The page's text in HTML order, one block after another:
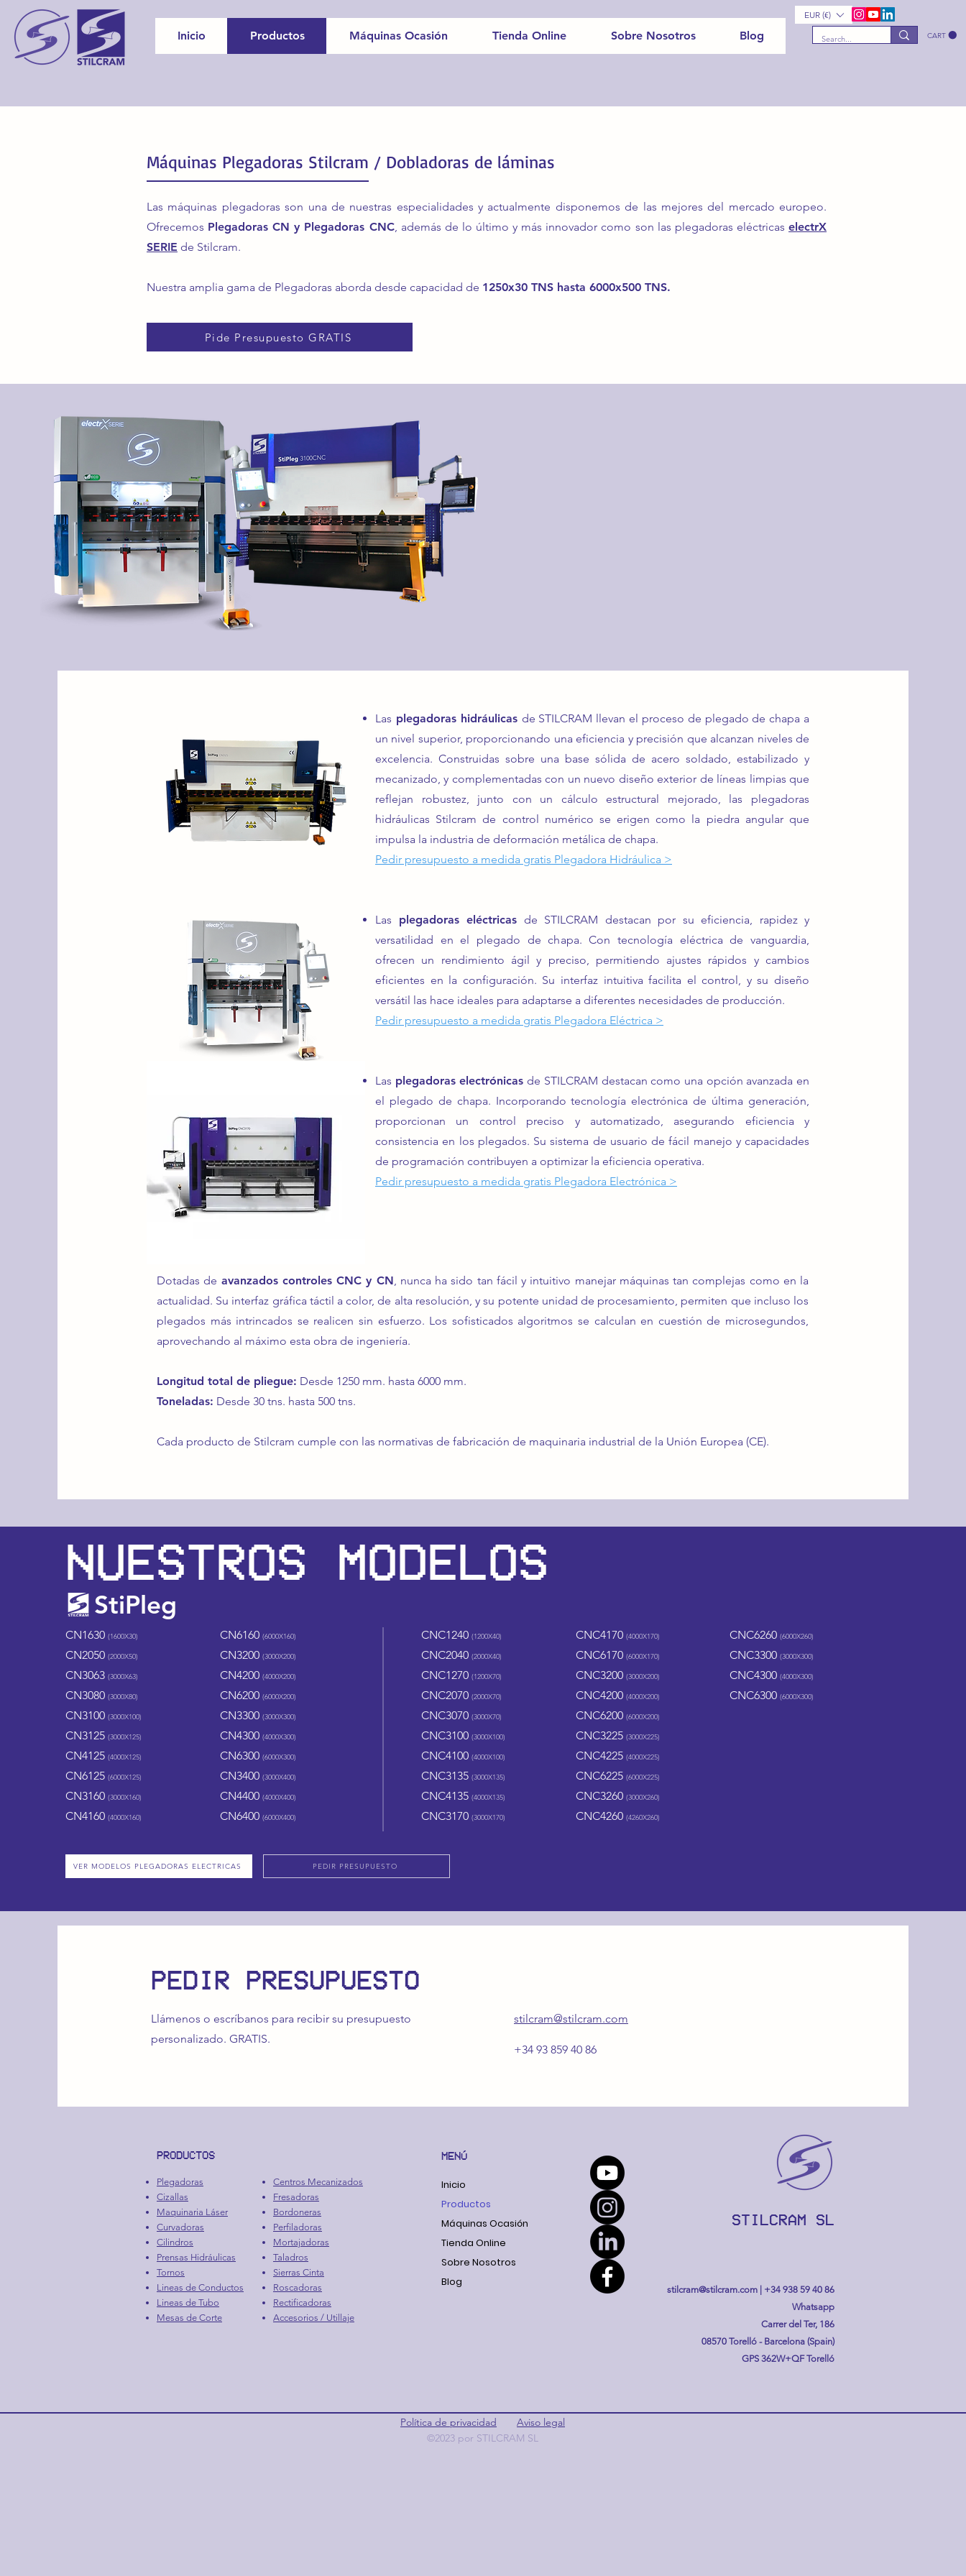
Inicio Productos Máquinas Ocasión Tienda Online Sobre Nosotros Blog CART
EUR (€)
Máquinas Plegadoras Stilcram / Dobladoras de láminas
Las máquinas plegadoras son una de nuestras especialidades y actualmente disponemos de las mejores del mercado europeo.
Ofrecemos Plegadoras CN y Plegadoras CNC, además de lo último y más innovador como son las plegadoras eléctricaselectrX
SERIE de Stilcram.
Nuestra amplia gama de Plegadoras aborda desde capacidad de 1250x30 TNS hasta 6000x500 TNS.
Pide Presupuesto GRATIS
Las plegadoras hidráulicas de STILCRAM llevan el proceso de plegado de chapa a
un nivel superior, proporcionando una eficiencia y precisión que alcanzan niveles de
excelencia. Construidas sobre una base sólida de acero soldado, estabilizado y
mecanizado, y complementadas con un nuevo diseño exterior de líneas limpias que
reflejan robustez, junto con un cálculo estructural mejorado, las plegadoras
hidráulicas Stilcram de control numérico se erigen como la piedra angular que
impulsa la industria de deformación metálica de chapa.
Pedir presupuesto a medida gratis Plegadora Hidráulica >
Las plegadoras eléctricas de STILCRAM destacan por su eficiencia, rapidez y
versatilidad en el plegado de chapa. Con tecnología eléctrica de vanguardia,
ofrecen un rendimiento ágil y preciso, permitiendo ajustes rápidos y cambios
eficientes en la configuración. Su interfaz intuitiva facilita el control, y su diseño
versátil las hace ideales para adaptarse a diferentes necesidades de producción.
Pedir presupuesto a medida gratis Plegadora Eléctrica >
Las plegadoras electrónicas de STILCRAM destacan como una opción avanzada en
el plegado de chapa. Incorporando tecnología electrónica de última generación,
proporcionan un control preciso y automatizado, asegurando eficiencia y
consistencia en los plegados. Su sistema de usuario de fácil manejo y capacidades
de programación contribuyen a optimizar la eficiencia operativa.
Pedir presupuesto a medida gratis Plegadora Electrónica >
Dotadas de avanzados controles CNC y CN, nunca ha sido tan fácil y intuitivo manejar máquinas tan complejas como en la
actualidad. Su interfaz gráfica táctil a color, de alta resolución, y su potente unidad de procesamiento, permiten que incluso los
plegados más intrincados se realicen sin esfuerzo. Los sofisticados algoritmos se calculan en cuestión de microsegundos,
aprovechando al máximo esta obra de ingeniería.
Longitud total de pliegue: Desde 1250 mm. hasta 6000 mm.
Toneladas: Desde 30 tns. hasta 500 tns.
Cada producto de Stilcram cumple con las normativas de fabricación de maquinaria industrial de la Unión Europea (CE).
NUESTROS MODELOS
CN6160 (6000X160)
CN3200 (3000X200)
CN4200 (4000X200)
CN6200 (6000X200)
CN3300 (3000X300)
CN4300 (4000X300)
CN6300 (6000X300)
CN3400 (3000X400)
CN4400 (4000X400)
CN6400 (6000X400)
StiPleg
CN1630 (1600X30)
CN2050 (2000X50)
CN3063 (3000X63)
CN3080 (3000X80)
CN3100 (3000X100)
CN3125 (3000X125)
CN4125 (4000X125)
CN6125 (6000X125)
CN3160 (3000X160)
CN4160 (4000X160)
CNC1240 (1200X40)
CNC2040 (2000X40)
CNC1270 (1200X70)
CNC2070 (2000X70)
CNC3070 (3000X70)
CNC3100 (3000X100)
CNC4100 (4000X100)
CNC3135 (3000X135)
CNC4135 (4000X135)
CNC3170 (3000X170)
CNC4170 (4000X170)
CNC6170 (6000X170)
CNC3200 (3000X200)
CNC4200 (4000X200)
CNC6200 (6000X200)
CNC3225 (3000X225)
CNC4225 (4000X225)
CNC6225 (6000X225)
CNC3260 (3000X260)
CNC4260 (4260X260)
CNC6260 (6000X260)
CNC3300 (3000X300)
CNC4300 (4000X300)
CNC6300 (6000X300)
VER MODELOS PLEGADORAS ELECTRICAS PEDIR PRESUPUESTO
PEDIR PRESUPUESTO
Llámenos o escríbanos para recibir su presupuesto
personalizado. GRATIS.
stilcram@stilcram.com
+34 93 859 40 86
PRODUCTOS
Plegadoras
Cizallas
Maquinaria Láser
Curvadoras
Cilindros
Prensas Hidráulicas
Tornos
Lineas de Conductos
Lineas de Tubo
Mesas de Corte
Centros Mecanizados
Fresadoras
Bordoneras
Perfiladoras
Mortajadoras
Taladros
Sierras Cinta
Roscadoras
Rectificadoras
Accesorios / Utillaje
MENÚ
Inicio
Productos
Máquinas Ocasión
Tienda Online
Sobre Nosotros
Blog
STILCRAM SL
stilcram@stilcram.com
+34 938 59 40 86
Whatsapp
Carrer del Ter, 186
08570 Torelló - Barcelona (Spain)
GPS 362W+QF Torelló
©2023 por STILCRAM SL
Política de privacidad Aviso legal